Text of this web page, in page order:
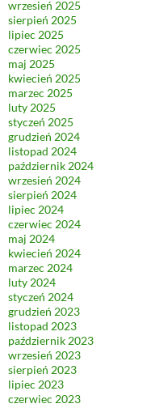
wrzesień 2025
sierpień 2025
lipiec 2025
czerwiec 2025
maj 2025
kwiecień 2025
marzec 2025
luty 2025
styczeń 2025
grudzień 2024
listopad 2024
październik 2024
wrzesień 2024
sierpień 2024
lipiec 2024
czerwiec 2024
maj 2024
kwiecień 2024
marzec 2024
luty 2024
styczeń 2024
grudzień 2023
listopad 2023
październik 2023
wrzesień 2023
sierpień 2023
lipiec 2023
czerwiec 2023